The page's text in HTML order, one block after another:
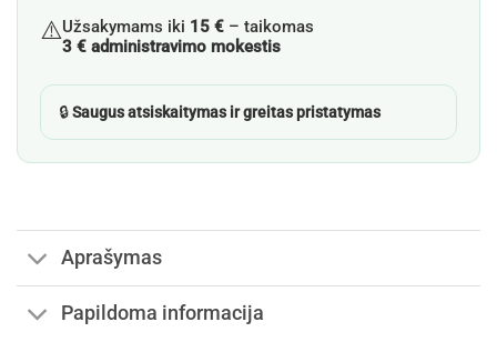
⚠️Užsakymams iki 15 € – taikomas
3 € administravimo mokestis
🔒Saugus atsiskaitymas ir greitas pristatymas
Aprašymas
Papildoma informacija